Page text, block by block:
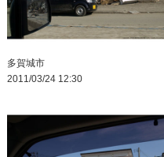
多賀城市
2011/03/24 12:30